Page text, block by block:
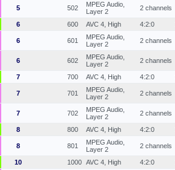
5 502
MPEG Audio,
Layer 2
2 channels
6 600 AVC 4, High 4:2:0
6 601
MPEG Audio,
Layer 2
2 channels
6 602
MPEG Audio,
Layer 2
2 channels
7 700 AVC 4, High 4:2:0
7 701
MPEG Audio,
Layer 2
2 channels
7 702
MPEG Audio,
Layer 2
2 channels
8 800 AVC 4, High 4:2:0
8 801
MPEG Audio,
Layer 2
2 channels
10 1000 AVC 4, High 4:2:0